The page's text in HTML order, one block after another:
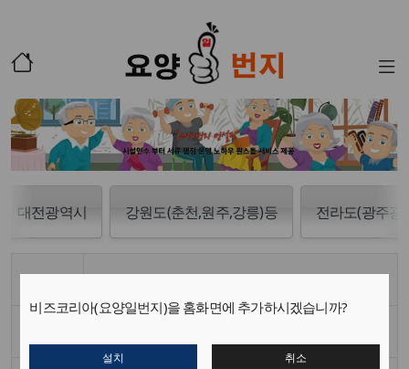
대전광역시 강원도(춘천,원주,강릉)등 전라도(광주광
분류 전체
비즈코리아(요양일번지)을 홈화면에 추가하시겠습니까?
설치 취소